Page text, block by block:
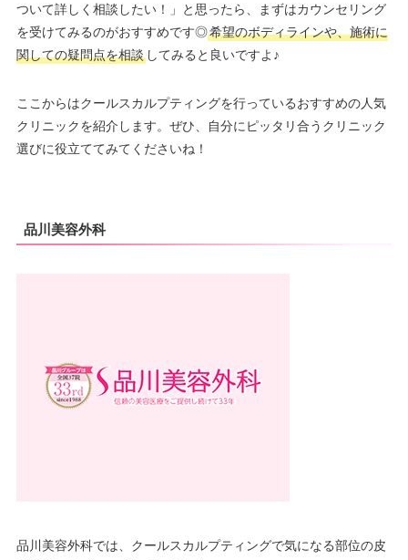
ついて詳しく相談したい！」と思ったら、まずはカウンセリング
を受けてみるのがおすすめです◎希望のボディラインや、施術に
関しての疑問点を相談してみると良いですよ♪
ここからはクールスカルプティングを行っているおすすめの人気
クリニックを紹介します。ぜひ、自分にピッタリ合うクリニック
選びに役立ててみてくださいね！
品川美容外科
品川美容外科では、クールスカルプティングで気になる部位の皮